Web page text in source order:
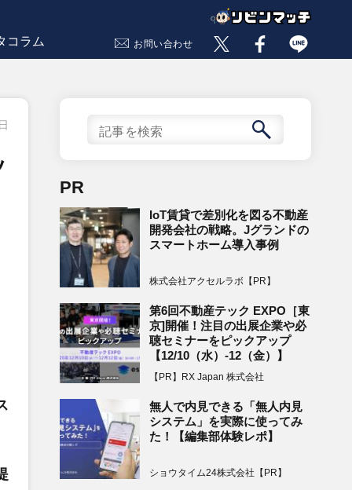
コラム お問い合わせ
PR
IoT賃貸で差別化を図る不動産
開発会社の戦略。Jグランドの
スマートホーム導入事例
株式会社アクセルラボ【PR】
第6回不動産テック EXPO［東
京]開催！注目の出展企業や必
聴セミナーをピックアップ
【12/10（水）-12（金）】
【PR】RX Japan 株式会社
無人で内見できる「無人内見
システム」を実際に使ってみ
た！【編集部体験レポ】
ショウタイム24株式会社【PR】